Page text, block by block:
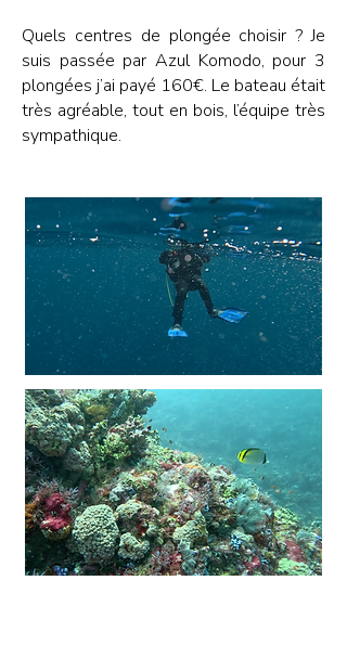
Quels centres de plongée choisir ? Je
suis passée par Azul Komodo, pour 3
plongées j’ai payé 160€. Le bateau était
très agréable, tout en bois, l’équipe très
sympathique.